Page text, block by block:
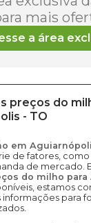
mais
a área
preços do
- TO
em
de fatores,
de mercado.
do milho
estamos
informações para